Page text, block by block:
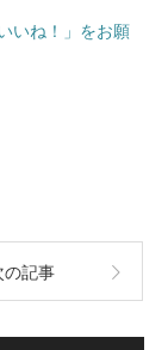
いね！」をお願
の記事